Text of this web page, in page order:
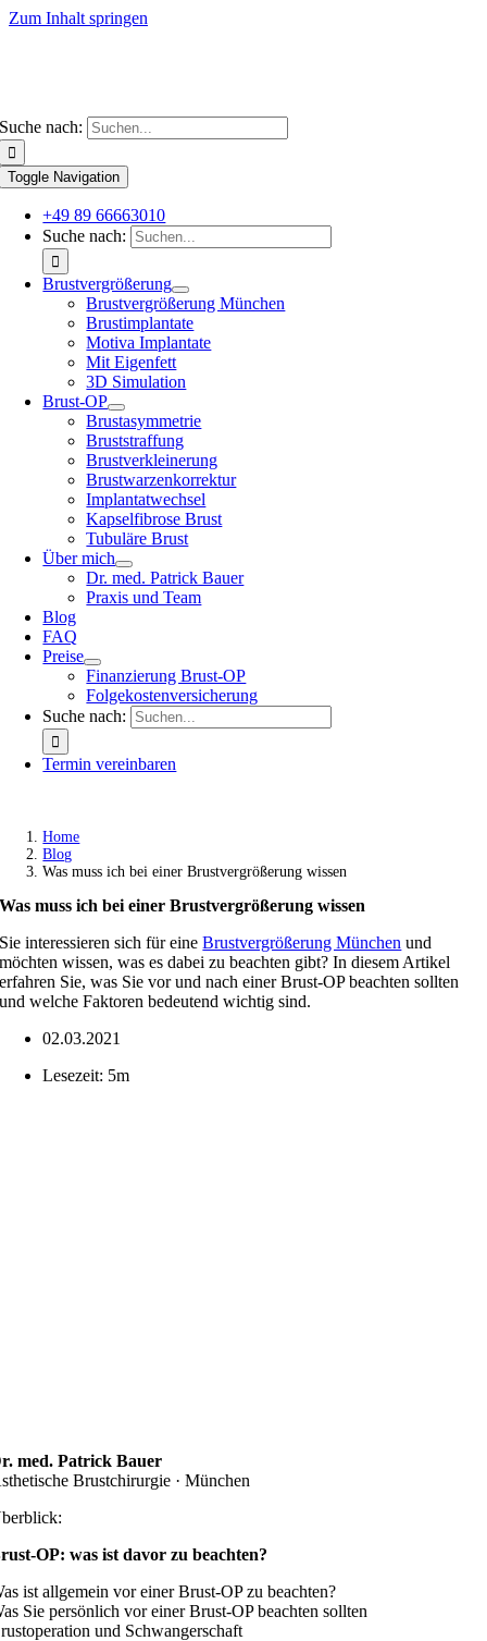
Zum Inhalt springen
Suche nach:
Toggle Navigation
+49 89 66663010
Suche nach:
Brustvergrößerung
Brustvergrößerung München
Brustimplantate
Motiva Implantate
Mit Eigenfett
3D Simulation
Brust-OP
Brustasymmetrie
Bruststraffung
Brustverkleinerung
Brustwarzenkorrektur
Implantatwechsel
Kapselfibrose Brust
Tubuläre Brust
Über mich
Dr. med. Patrick Bauer
Praxis und Team
Blog
FAQ
Preise
Finanzierung Brust-OP
Folgekostenversicherung
Suche nach:
Termin vereinbaren
Home
Blog
Was muss ich bei einer Brustvergrößerung wissen
Was muss ich bei einer Brustvergrößerung wissen
Sie interessieren sich für eineBrustvergrößerung München und
möchten wissen, was es dabei zu beachten gibt? In diesem Artikel
erfahren Sie, was Sie vor und nach einer Brust-OP beachten sollten
und welche Faktoren bedeutend wichtig sind.
02.03.2021
Lesezeit: 5m
med. Patrick Bauer
Brustchirurgie · München
OP: was ist davor zu beachten?
ist allgemein vor einer Brust-OP zu beachten?
Sie persönlich vor einer Brust-OP beachten sollten
und Schwangerschaft